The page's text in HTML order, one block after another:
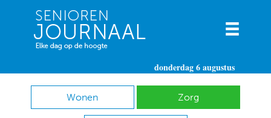
donderdag 6 augustus
Wonen Zorg